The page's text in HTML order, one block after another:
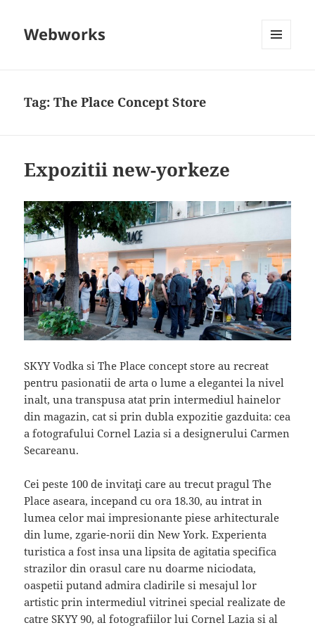
Webworks
Tag:The Place Concept Store
Expozitii new-yorkeze
SKYY Vodka si The Place concept store au recreat
pentru pasionatii de arta o lume a elegantei la nivel
inalt, una transpusa atat prin intermediul hainelor
din magazin, cat si prin dubla expozitie gazduita: cea
a fotografului Cornel Lazia si a designerului Carmen
Secareanu.
Cei peste 100 de invitaţi care au trecut pragul The
Place aseara, incepand cu ora 18.30, au intrat in
lumea celor mai impresionante piese arhitecturale
din lume, zgarie-norii din New York. Experienta
turistica a fost insa una lipsita de agitatia specifica
strazilor din orasul care nu doarme niciodata,
oaspetii putand admira cladirile si mesajul lor
artistic prin intermediul vitrinei special realizate de
catre SKYY 90, al fotografiilor lui Cornel Lazia si al